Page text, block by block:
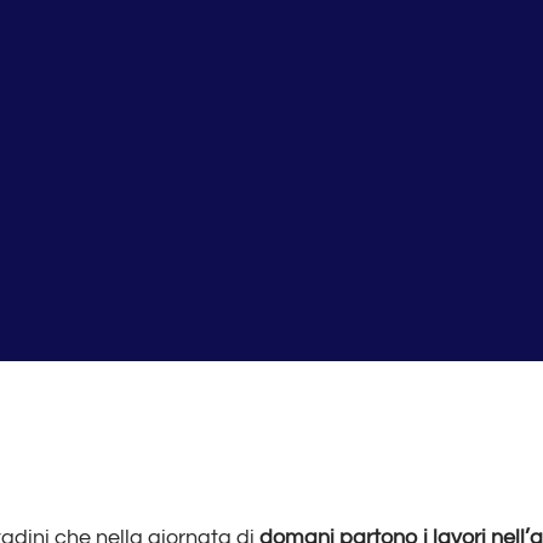
che nella giornata di domani partono i lavori